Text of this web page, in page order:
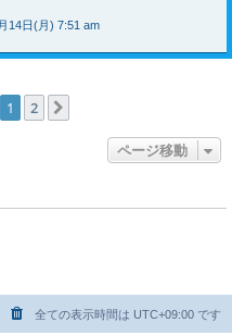
14日(月) 7:51 am
1 2
ページ移動
全ての表示時間は UTC+09:00 です